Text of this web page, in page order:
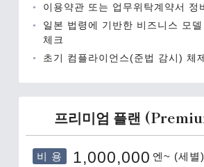
이용약관 또는 업무위탁계약서 정
일본 법령에 기반한 비즈니스 모
체크
초기 컴플라이언스(준법 감시) 체
프리미엄 플랜
비 용 1,000,000 엔~ (세별)